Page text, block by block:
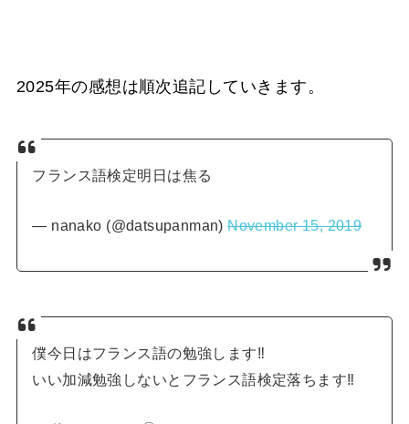
2025年の感想は順次追記していきます。
フランス語検定明日は焦る
— nanako (@datsupanman)November 15, 2019
僕今日はフランス語の勉強します‼️
いい加減勉強しないとフランス語検定落ちます‼️